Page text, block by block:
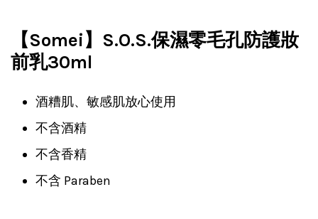
【Somei】S.O.S.保濕零毛孔防護妝
前乳30ml
酒糟肌、敏感肌放心使用
不含酒精
不含香精
不含 Paraben